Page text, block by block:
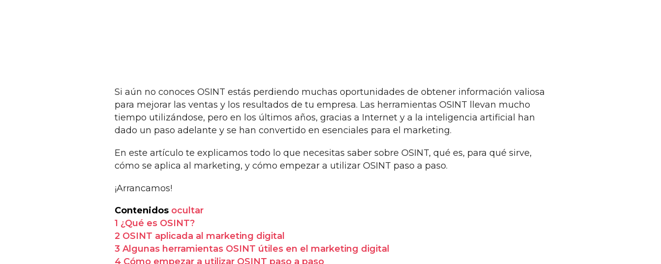
Si aún no conoces OSINT estás perdiendo muchas oportunidades de obtener información valiosa
para mejorar las ventas y los resultados de tu empresa. Las herramientas OSINT llevan mucho
tiempo utilizándose, pero en los últimos años, gracias a Internet y a la inteligencia artificial han
dado un paso adelante y se han convertido en esenciales para el marketing.
En este artículo te explicamos todo lo que necesitas saber sobre OSINT, qué es, para qué sirve,
cómo se aplica al marketing, y cómo empezar a utilizar OSINT paso a paso.
¡Arrancamos!
Contenidos ocultar
1 ¿Qué es OSINT?
2 OSINT aplicada al marketing digital
3 Algunas herramientas OSINT útiles en el marketing digital
4 Cómo empezar a utilizar OSINT paso a paso